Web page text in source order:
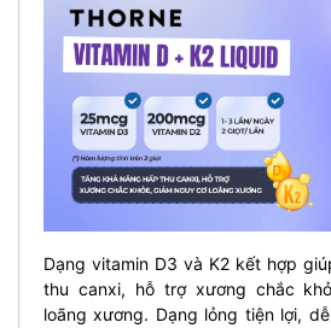
Dạng vitamin D3 và K2 kết hợp
thu canxi, hỗ trợ xương chắc
loãng xương. Dạng lỏng tiện lợi,